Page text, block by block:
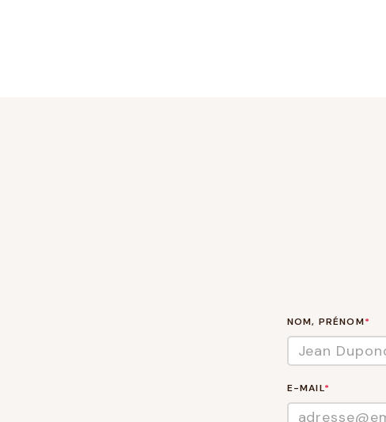
NOM, PRÉNOM*
E-MAIL*